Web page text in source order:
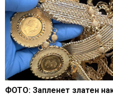
ФОТО: Запленет златен